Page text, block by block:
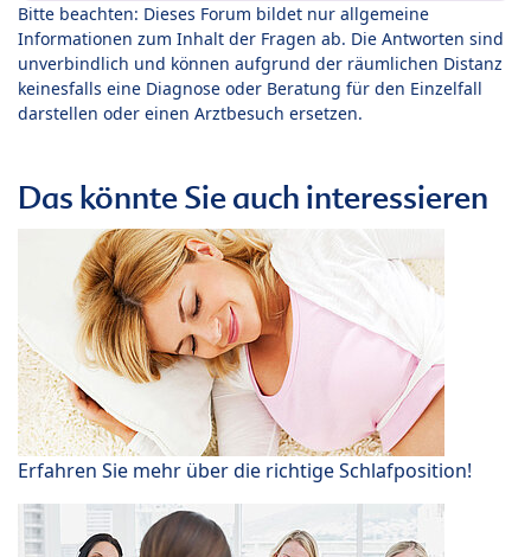
Bitte beachten: Dieses Forum bildet nur allgemeine
Informationen zum Inhalt der Fragen ab. Die Antworten sind
unverbindlich und können aufgrund der räumlichen Distanz
keinesfalls eine Diagnose oder Beratung für den Einzelfall
darstellen oder einen Arztbesuch ersetzen.
Das könnte Sie auch interessieren
Erfahren Sie mehr über die richtige Schlafposition!